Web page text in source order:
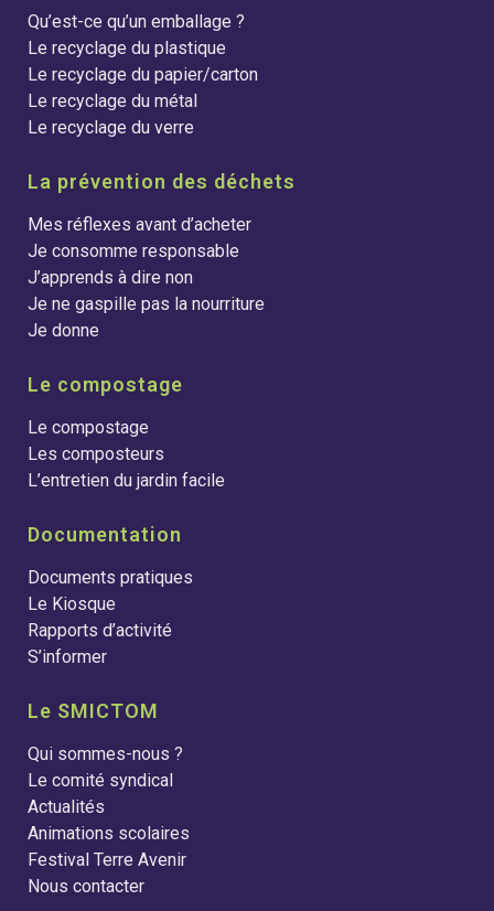
Qu’est-ce qu’un emballage ?
Le recyclage du plastique
Le recyclage du papier/carton
Le recyclage du métal
Le recyclage du verre
La prévention des déchets
Mes réflexes avant d’acheter
Je consomme responsable
J’apprends à dire non
Je ne gaspille pas la nourriture
Je donne
Le compostage
Le compostage
Les composteurs
L’entretien du jardin facile
Documentation
Documents pratiques
Le Kiosque
Rapports d’activité
S’informer
Le SMICTOM
Qui sommes-nous ?
Le comité syndical
Actualités
Animations scolaires
Festival Terre Avenir
Nous contacter